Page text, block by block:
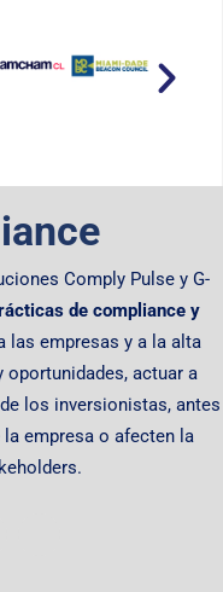
Comply Pulse y G-
de compliance y
las empresas y a la alta
actuar a
los inversionistas, antes
empresa o afecten la